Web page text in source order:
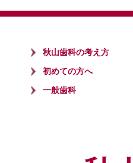
秋山歯科の考え方
初めての方へ
一般歯科